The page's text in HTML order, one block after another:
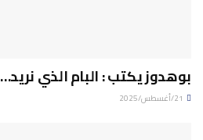
بوهدوز يكتب : البام الذي نريد…